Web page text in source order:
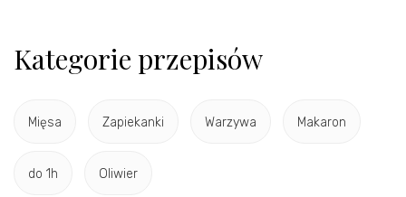
Kategorie przepisów
Mięsa Zapiekanki Warzywa Makaron
do 1h Oliwier